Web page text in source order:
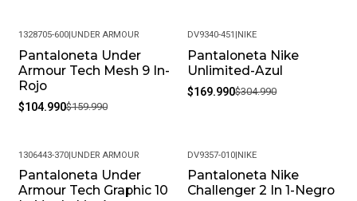
Garantía: Por defectos de fábrica
Condición: Nuevo
SKU: BV6855-100
-34%
1328705-600|UNDER ARMOUR
Pantaloneta Under
Armour Tech Mesh 9 In-
Rojo
$104.990$159.990
-44%
DV9340-451 |NIKE
Pantaloneta Nike
Unlimited-Azul
$169.990$304.990
-33%
1306443-370|UNDER ARMOUR
Pantaloneta Under
Armour Tech Graphic 10
-22%
DV9357-010|NIKE
Pantaloneta Nike
Challenger 2 In 1-Negro